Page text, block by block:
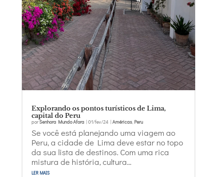
Explorando os pontos turísticos de Lima,
capital do Peru
porSenhora Mundo Afora| 01/fev/24| Américas, Peru
Se você está planejando uma viagem ao
Peru, a cidade de Lima deve estar no topo
da sua lista de destinos. Com uma rica
mistura de história, cultura...
ler mais